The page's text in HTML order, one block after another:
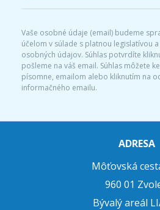
Vaše osobné údaje (email) budeme
účelom v súlade s platnou legislatívou
osobných údajov. Súhlas potvrdíte
pošleme na váš email. Súhlas môžete
písomne, emailom alebo kliknutím na
informačného emailu.
ADRESA
Môťovská
960 01
Bývalý areál